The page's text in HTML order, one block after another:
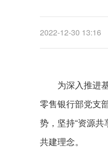
2022-12-30 13:16
为深入推进基
零售银行部党支
势，坚持“资源
共建理念。